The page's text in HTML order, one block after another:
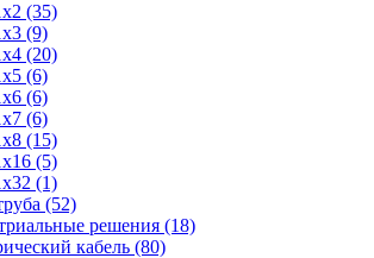
(35)
(9)
(20)
(6)
(6)
(6)
(15)
(5)
(1)
(52)
решения (18)
кабель (80)